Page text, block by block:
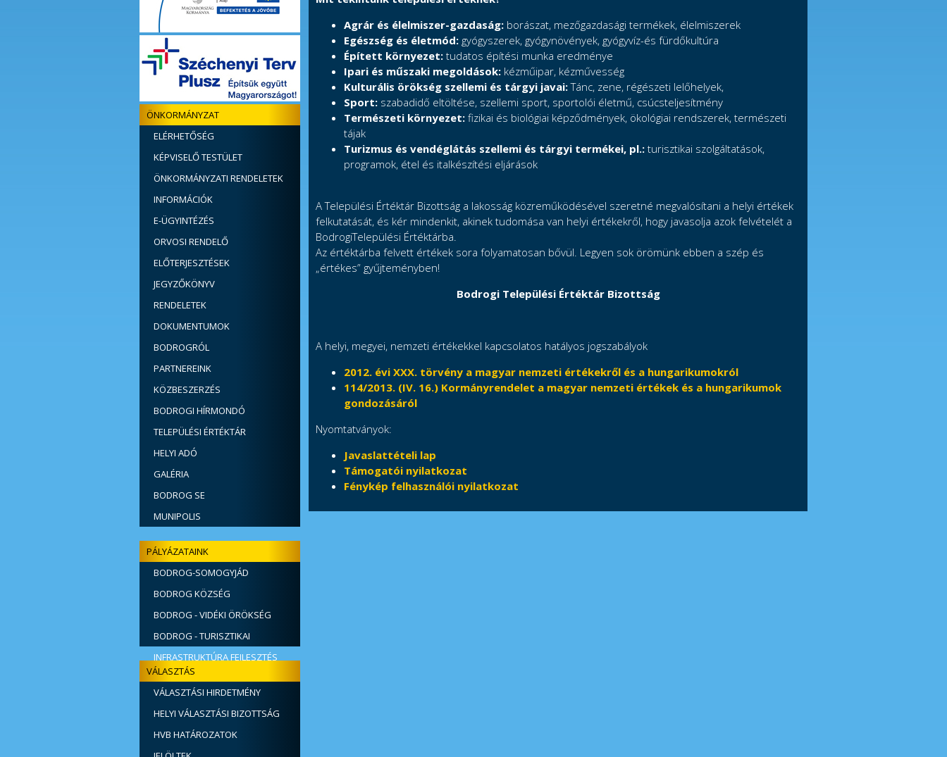
ÖNKORMÁNYZAT
ELÉRHETŐSÉG
KÉPVISELŐ TESTÜLET
ÖNKORMÁNYZATI RENDELETEK
INFORMÁCIÓK
E-ÜGYINTÉZÉS
ORVOSI RENDELŐ
ELŐTERJESZTÉSEK
JEGYZŐKÖNYV
RENDELETEK
DOKUMENTUMOK
BODROGRÓL
PARTNEREINK
KÖZBESZERZÉS
BODROGI HÍRMONDÓ
TELEPÜLÉSI ÉRTÉKTÁR
HELYI ADÓ
GALÉRIA
BODROG SE
MUNIPOLIS
PÁLYÁZATAINK
BODROG-SOMOGYJÁD
ÖSSZEKÖTŐ ÚT ÉPÍTÉSE
BODROG KÖZSÉG
SZENNYVÍZKEZELÉSI BERUHÁZÁSA
BODROG - VIDÉKI ÖRÖKSÉG
BODROG - TURISZTIKAI
INFRASTRUKTÚRA FEJLESZTÉS
VÁLASZTÁS
VÁLASZTÁSI HIRDETMÉNY
HELYI VÁLASZTÁSI BIZOTTSÁG
HVB HATÁROZATOK
Agrár és élelmiszer-gazdaság: borászat, mezőgazdasági termékek, élelmiszerek
Egészség és életmód: gyógyszerek, gyógynövények, gyógyvíz-és fürdőkultúra
Épített környezet: tudatos építési munka eredménye
Ipari és műszaki megoldások: kézműipar, kézművesség
Kulturális örökség szellemi és tárgyi javai:Tánc, zene, régészeti lelőhelyek,
Sport: szabadidő eltöltése, szellemi sport, sportolói életmű, csúcsteljesítmény
Természeti környezet: fizikai és biológiai képződmények, ökológiai rendszerek, természeti
tájak
Turizmus és vendéglátás szellemi és tárgyi termékei, pl.: turisztikai szolgáltatások,
programok, étel és italkészítési eljárások
A Települési Értéktár Bizottság a lakosság közreműködésével szeretné megvalósítani a helyi értékek
felkutatását, és kér mindenkit, akinek tudomása van helyi értékekről, hogy javasolja azok felvételét a
BodrogiTelepülési Értéktárba.
Az értéktárba felvett értékek sora folyamatosan bővül. Legyen sok örömünk ebben a szép és
„értékes” gyűjteményben!
Bodrogi Települési Értéktár Bizottság
A helyi, megyei, nemzeti értékekkel kapcsolatos hatályos jogszabályok
2012. évi XXX. törvény a magyar nemzeti értékekről és a hungarikumokról
114/2013. (IV. 16.) Kormányrendelet a magyar nemzeti értékek és a hungarikumok
gondozásáról
Nyomtatványok:
Javaslattételi lap
Támogatói nyilatkozat
Fénykép felhasználói nyilatkozat